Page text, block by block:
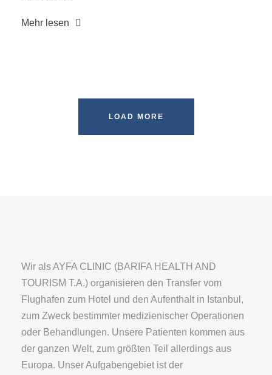
Mehr lesen
LOAD MORE
Wir als AYFA CLINIC (BARIFA HEALTH AND
TOURISM T.A.) organisieren den Transfer vom
Flughafen zum Hotel und den Aufenthalt in Istanbul,
zum Zweck bestimmter medizienischer Operationen
oder Behandlungen. Unsere Patienten kommen aus
der ganzen Welt, zum größten Teil allerdings aus
Europa. Unser Aufgabengebiet ist der